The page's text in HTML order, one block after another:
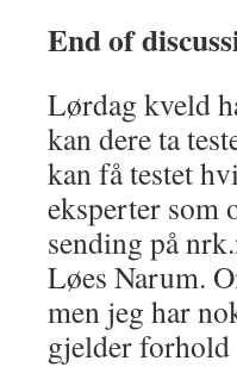
End of
Lørdag kveld
kan dere ta
kan få testet
eksperter som
sending på
Løes Narum.
men jeg har
gjelder forhold